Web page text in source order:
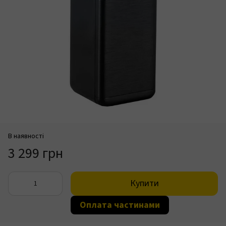
В наявності
3 299 грн
Купити
Оплата частинами